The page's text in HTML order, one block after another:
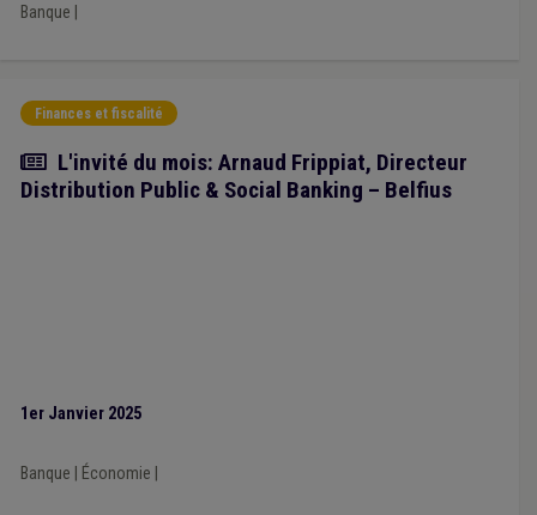
Banque
Finances et fiscalité
Article
L'invité du mois: Arnaud Frippiat, Directeur
Distribution Public & Social Banking – Belfius
1er Janvier 2025
Banque Économie